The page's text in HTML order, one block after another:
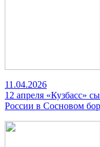
11.04.2026
12 апреля «Кузбасс»
России в Сосновом